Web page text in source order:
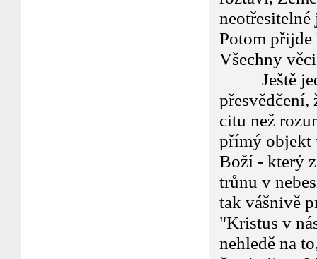
Potom přijde
Všechny
Ještě
přesvědčení,
citu než
přímý objekt
Boží - který
trůnu v
tak vášnivě
"Kristus v
nehledě na